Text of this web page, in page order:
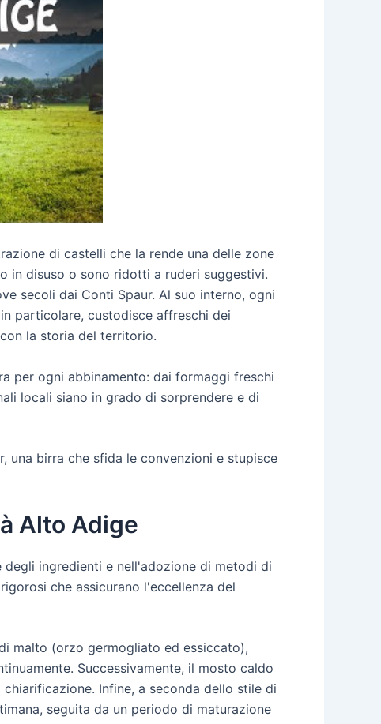
di castelli che la rende una delle zone
in disuso o sono ridotti a ruderi suggestivi.
secoli dai Conti Spaur. Al suo interno, ogni
particolare, custodisce affreschi dei
la storia del territorio.
per ogni abbinamento: dai formaggi freschi
locali siano in grado di sorprendere e di
una birra che sfida le convenzioni e stupisce
Alto Adige
ingredienti e nell'adozione di metodi di
che assicurano l'eccellenza del
malto (orzo germogliato ed essiccato),
Successivamente, il mosto caldo
Infine, a seconda dello stile di
seguita da un periodo di maturazione